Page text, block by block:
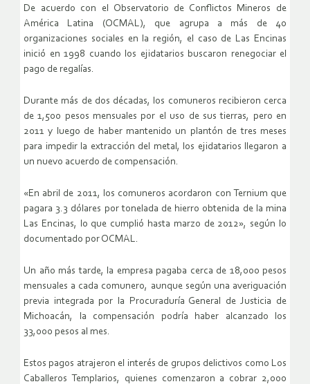
De acuerdo con el Observatorio de Conflictos Mineros de
América Latina (OCMAL), que agrupa a más de 40
organizaciones sociales en la región, el caso de Las Encinas
inició en 1998 cuando los ejidatarios buscaron renegociar el
pago de regalías.
Durante más de dos décadas, los comuneros recibieron cerca
de 1,500 pesos mensuales por el uso de sus tierras, pero en
2011 y luego de haber mantenido un plantón de tres meses
para impedir la extracción del metal, los ejidatarios llegaron a
un nuevo acuerdo de compensación.
«En abril de 2011, los comuneros acordaron con Ternium que
pagara 3.3 dólares por tonelada de hierro obtenida de la mina
Las Encinas, lo que cumplió hasta marzo de 2012», según lo
documentado por OCMAL.
Un año más tarde, la empresa pagaba cerca de 18,000 pesos
mensuales a cada comunero, aunque según una averiguación
previa integrada por la Procuraduría General de Justicia de
Michoacán, la compensación podría haber alcanzado los
33,000 pesos al mes.
Estos pagos atrajeron el interés de grupos delictivos como Los
Caballeros Templarios, quienes comenzaron a cobrar 2,000